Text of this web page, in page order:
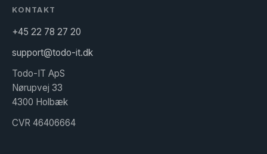
KONTAKT
+45 22 78 27 20
support@todo-it.dk
Todo-IT ApS
Nørupvej 33
4300 Holbæk
CVR 46406664